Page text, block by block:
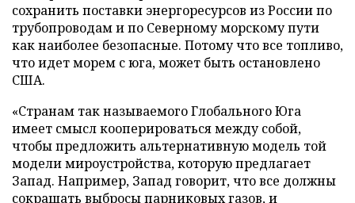
сохранить поставки энергоресурсов из России по
трубопроводам и по Северному морскому пути
как наиболее безопасные. Потому что все топливо,
что идет морем с юга, может быть остановлено
США.
«Странам так называемого Глобального Юга
имеет смысл кооперироваться между собой,
чтобы предложить альтернативную модель той
модели мироустройства, которую предлагает
Запад. Например, Запад говорит, что все должны
сокращать выбросы парниковых газов, и